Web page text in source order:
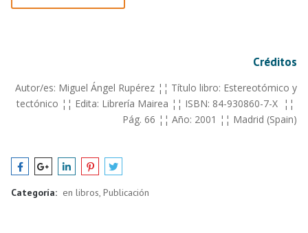
Créditos
Autor/es: Miguel Ángel Rupérez ¦¦ Título libro: Estereotómico y
tectónico ¦¦ Edita: Librería Mairea ¦¦ ISBN: 84-930860-7-X ¦¦
Pág. 66 ¦¦ Año: 2001 ¦¦ Madrid (Spain)
Categoría: en libros, Publicación